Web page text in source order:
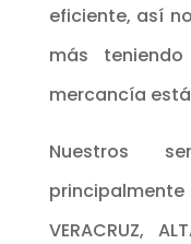
eficiente, así
más
mercancía
Nuestros
VERACRUZ,